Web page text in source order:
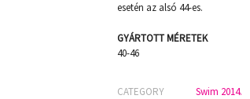
esetén az alsó 44-es.
GYÁRTOTT MÉRETEK
40-46
CATEGORY
Swim 2014.